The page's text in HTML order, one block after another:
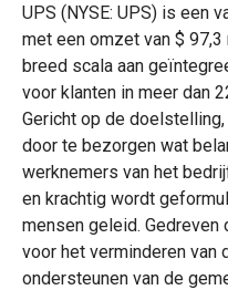
UPS (NYSE: UPS) is een
met een omzet van $
breed scala aan
voor klanten in meer dan
Gericht op de
door te bezorgen wat
werknemers van het
en krachtig wordt
mensen geleid. Gedreven
voor het verminderen van
ondersteunen van de